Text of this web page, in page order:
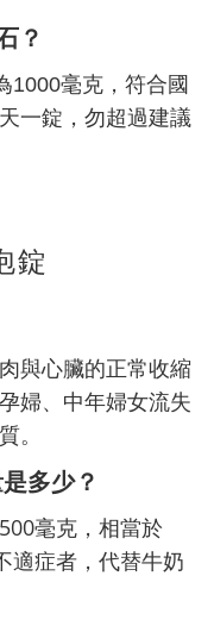
？
1000毫克，符合國
一錠，勿超過建議
錠
與心臟的正常收縮
婦、中年婦女流失
。
多少？
500毫克，相當於
適症者，代替牛奶